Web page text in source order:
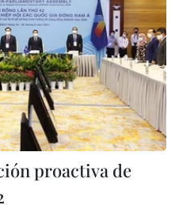
proactiva de